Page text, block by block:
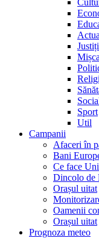
Sport
Util
Campanii
Afaceri în
Bani
Ce face
Dincolo de
Orașul uitat
Oamenii
Orașul uitat
Prognoza meteo